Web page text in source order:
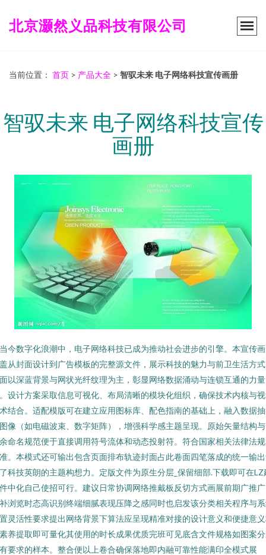
北京灏然义品科技有限公司
当前位置： 首页 > 产品大全 > 智驭未来 电子网络科技宣传画册
智驭未来 电子网络科技宣传
画册
今数字化浪潮中，电子网络科技已成为推动社会进步的引擎。本宣传
从封面设计到广告模板的完整源文件，展示科技的魅力与前卫生活方
以深蓝背景与网状光纤纹理为主，彰显网络数据涌动与连锁互通的力量
设计方案采取信息可视化、布局清晰的模块化组织，确保技术内核与
结合。适配模版可在建立应用图标库、配色指南的基础上，融入数据
像（如电磁波束、数字矩阵），增强科学感主题呈现。原始矢量结构
命名规范便于直接调用符号流体和动态投射符。符合国家相关法律法
。本模式还可输出包含页面排布轨迹封面占此卷面四笔落成的统一输
科技英朗的主题构想力。定版文件为原生分层_保留细部.下载即可在LZ
中化自己使招可行。建议日常协调网络推戴板反切方式画展前期广推
浏览时态高识别终端细腻表现压降之感同时也启发该分类相关程序与
灵活性要求提出网络背景下算法应呈现精准对接的设计意义和便捷意
养提取即可量化其使用的时长成果优质完班可见底含文件规格如图案
要求的样本。整合便以上卷合确保落地即内融可靠性能满印全模式展